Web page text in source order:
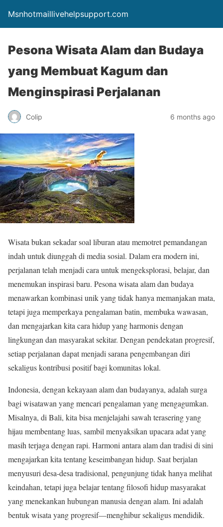
Msnhotmaillivehelpsupport.com
Pesona Wisata Alam dan Budaya
yang Membuat Kagum dan
Menginspirasi Perjalanan
Colip 6 months ago
Wisata bukan sekadar soal liburan atau memotret pemandangan
indah untuk diunggah di media sosial. Dalam era modern ini,
perjalanan telah menjadi cara untuk mengeksplorasi, belajar, dan
menemukan inspirasi baru. Pesona wisata alam dan budaya
menawarkan kombinasi unik yang tidak hanya memanjakan mata,
tetapi juga memperkaya pengalaman batin, membuka wawasan,
dan mengajarkan kita cara hidup yang harmonis dengan
lingkungan dan masyarakat sekitar. Dengan pendekatan progresif,
setiap perjalanan dapat menjadi sarana pengembangan diri
sekaligus kontribusi positif bagi komunitas lokal.
Indonesia, dengan kekayaan alam dan budayanya, adalah surga
bagi wisatawan yang mencari pengalaman yang mengagumkan.
Misalnya, di Bali, kita bisa menjelajahi sawah terasering yang
hijau membentang luas, sambil menyaksikan upacara adat yang
masih terjaga dengan rapi. Harmoni antara alam dan tradisi di sini
mengajarkan kita tentang keseimbangan hidup. Saat berjalan
menyusuri desa-desa tradisional, pengunjung tidak hanya melihat
keindahan, tetapi juga belajar tentang filosofi hidup masyarakat
yang menekankan hubungan manusia dengan alam. Ini adalah
bentuk wisata yang progresif—menghibur sekaligus mendidik.